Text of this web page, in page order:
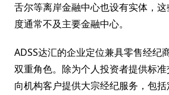
舌尔等离岸金融中心也设有实体，
度通常不及主要金融中心。
ADSS达汇的企业定位兼具零售经纪
双重角色。除为个人投资者提供标
向机构客户提供大宗经纪服务，包